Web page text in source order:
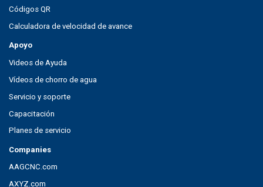
Códigos QR
Calculadora de velocidad de avance
Apoyo
Videos de Ayuda
Vídeos de chorro de agua
Servicio y soporte
Capacitación
Planes de servicio
Companies
AAGCNC.com
AXYZ.com